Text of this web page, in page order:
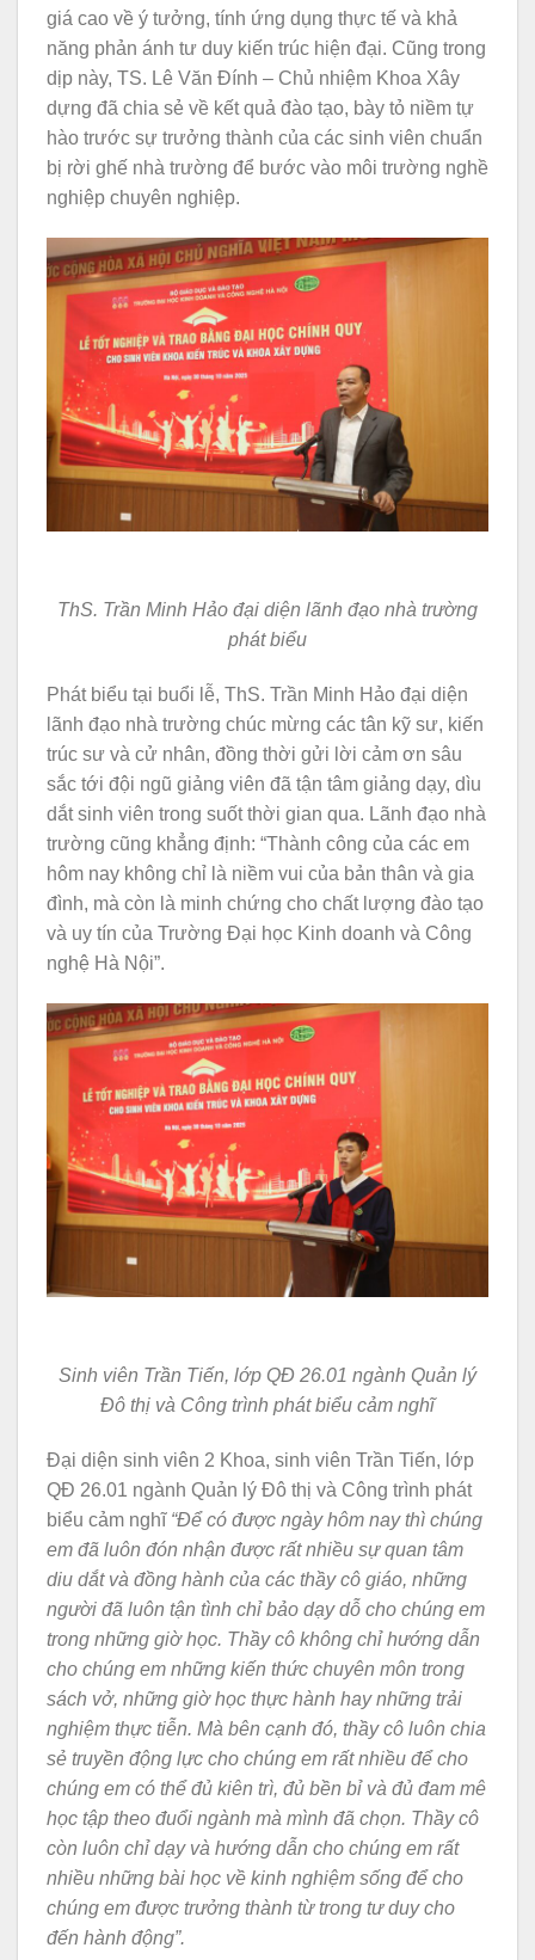
giá cao về ý tưởng, tính ứng dụng thực tế và khả
năng phản ánh tư duy kiến trúc hiện đại. Cũng trong
dịp này, TS. Lê Văn Đính – Chủ nhiệm Khoa Xây
dựng đã chia sẻ về kết quả đào tạo, bày tỏ niềm tự
hào trước sự trưởng thành của các sinh viên chuẩn
bị rời ghế nhà trường để bước vào môi trường nghề
nghiệp chuyên nghiệp.
ThS. Trần Minh Hảo đại diện lãnh đạo nhà trường
phát biểu
Phát biểu tại buổi lễ, ThS. Trần Minh Hảo đại diện
lãnh đạo nhà trường chúc mừng các tân kỹ sư, kiến
trúc sư và cử nhân, đồng thời gửi lời cảm ơn sâu
sắc tới đội ngũ giảng viên đã tận tâm giảng dạy, dìu
dắt sinh viên trong suốt thời gian qua. Lãnh đạo nhà
trường cũng khẳng định: “Thành công của các em
hôm nay không chỉ là niềm vui của bản thân và gia
đình, mà còn là minh chứng cho chất lượng đào tạo
và uy tín của Trường Đại học Kinh doanh và Công
nghệ Hà Nội”.
Sinh viên Trần Tiến, lớp QĐ 26.01 ngành Quản lý
Đô thị và Công trình phát biểu cảm nghĩ
Đại diện sinh viên 2 Khoa, sinh viên Trần Tiến, lớp
QĐ 26.01 ngành Quản lý Đô thị và Công trình phát
biểu cảm nghĩ “Để có được ngày hôm nay thì chúng
em đã luôn đón nhận được rất nhiều sự quan tâm
diu dắt và đồng hành của các thầy cô giáo, những
người đã luôn tận tình chỉ bảo dạy dỗ cho chúng em
trong những giờ học. Thầy cô không chỉ hướng dẫn
cho chúng em những kiến thức chuyên môn trong
sách vở, những giờ học thực hành hay những trải
nghiệm thực tiễn. Mà bên cạnh đó, thầy cô luôn chia
sẻ truyền động lực cho chúng em rất nhiều để cho
chúng em có thể đủ kiên trì, đủ bền bỉ và đủ đam mê
học tập theo đuổi ngành mà mình đã chọn. Thầy cô
còn luôn chỉ dạy và hướng dẫn cho chúng em rất
nhiều những bài học về kinh nghiệm sống để cho
chúng em được trưởng thành từ trong tư duy cho
đến hành động”.